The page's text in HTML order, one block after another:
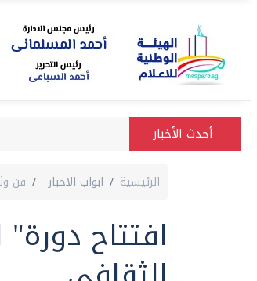
أحدث الأخبار
الرئيسية ابواب الاخبار فن
افتتاح